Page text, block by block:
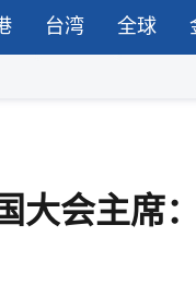
台湾 全球
大会主席